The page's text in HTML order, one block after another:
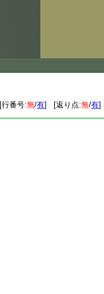
[行番号:無/有] [返り点:無/有]